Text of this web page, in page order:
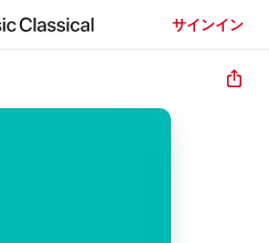
サインイン